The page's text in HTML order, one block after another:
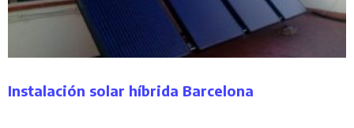
Instalación solar híbrida Barcelona